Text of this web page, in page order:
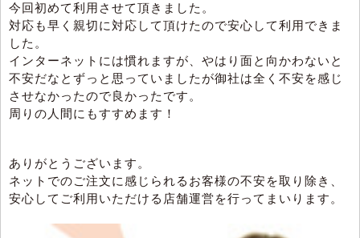
今回初めて利用させて頂きました。
対応も早く親切に対応して頂けたので安心して利用できま
した。
インターネットには慣れますが、やはり面と向かわないと
不安だなとずっと思っていましたが御社は全く不安を感じ
させなかったので良かったです。
周りの人間にもすすめます！
ありがとうございます。
ネットでのご注文に感じられるお客様の不安を取り除き、
安心してご利用いただける店舗運営を行ってまいります。